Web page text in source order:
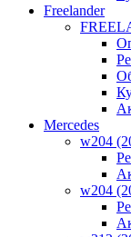
Freelander
Mercedes
w204
w204